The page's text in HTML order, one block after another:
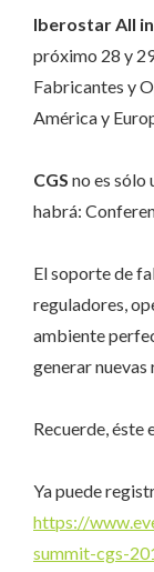
Iberostar All
próximo 28 y
Fabricantes y
América y
CGS no es sólo
habrá:
El soporte de
reguladores,
ambiente
generar nuevas
Recuerde, éste
Ya puede
https://
summit-cgs-